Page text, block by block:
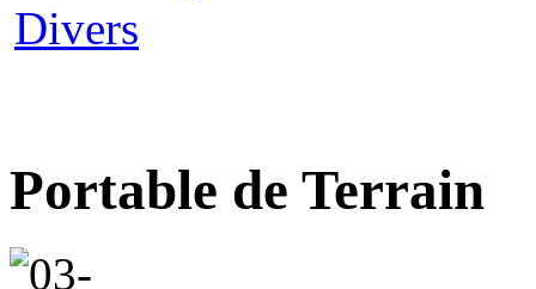
Divers
Portable de Terrain